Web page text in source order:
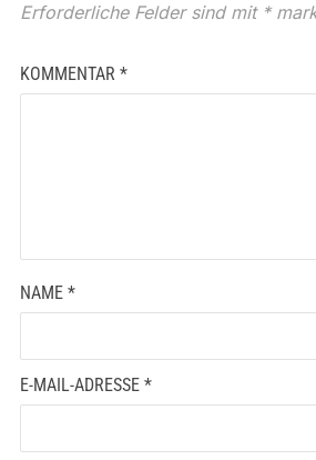
Erforderliche Felder sind mit *
KOMMENTAR *
NAME *
E-MAIL-ADRESSE *